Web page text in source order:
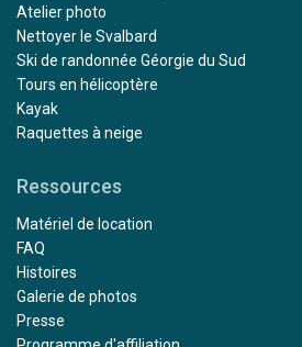
Atelier photo
Nettoyer le Svalbard
Ski de randonnée Géorgie du Sud
Tours en hélicoptère
Kayak
Raquettes à neige
Ressources
Matériel de location
FAQ
Histoires
Galerie de photos
Presse